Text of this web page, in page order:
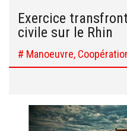
Exercice
civile sur le Rhin
# Manoeuvre,